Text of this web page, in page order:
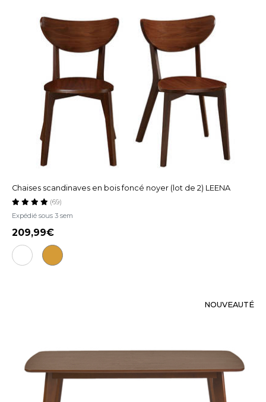
Chaises scandinaves en bois foncé noyer (lot de 2) LEENA
Expédié sous 3 sem
(69)
209,99
NOUVEAUTÉ